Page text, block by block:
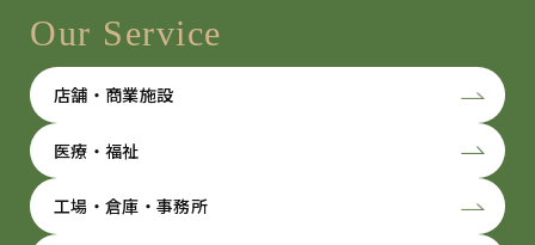
Our Service
店舗・商業施設
医療・福祉
工場・倉庫・事務所